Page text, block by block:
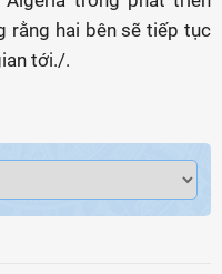
rằng hai bên sẽ tiếp tục
tới./.